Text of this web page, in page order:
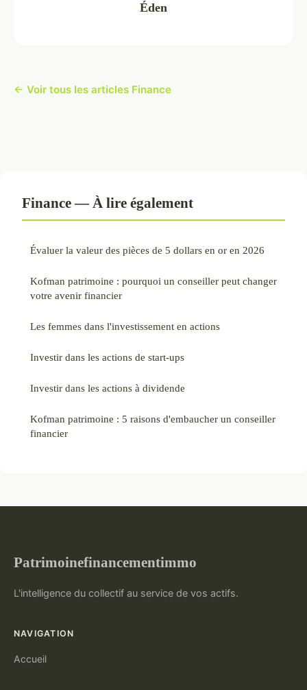
Éden
← Voir tous les articles Finance
Finance — À lire également
Évaluer la valeur des pièces de 5 dollars en or en 2026
Kofman patrimoine : pourquoi un conseiller peut changer
votre avenir financier
Les femmes dans l'investissement en actions
Investir dans les actions de start-ups
Investir dans les actions à dividende
Kofman patrimoine : 5 raisons d'embaucher un conseiller
financier
Patrimoinefinancementimmo
L'intelligence du collectif au service de vos actifs.
NAVIGATION
Accueil